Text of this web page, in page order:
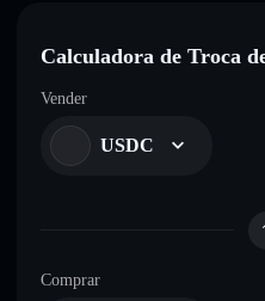
Calculadora de Troca
Vender
USDC
Comprar